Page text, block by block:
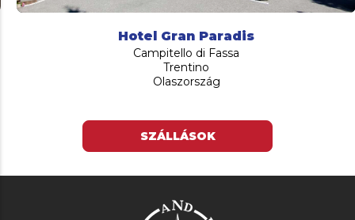
Hotel Gran Paradis
Campitello di Fassa
Trentino
Olaszország
SZÁLLÁSOK